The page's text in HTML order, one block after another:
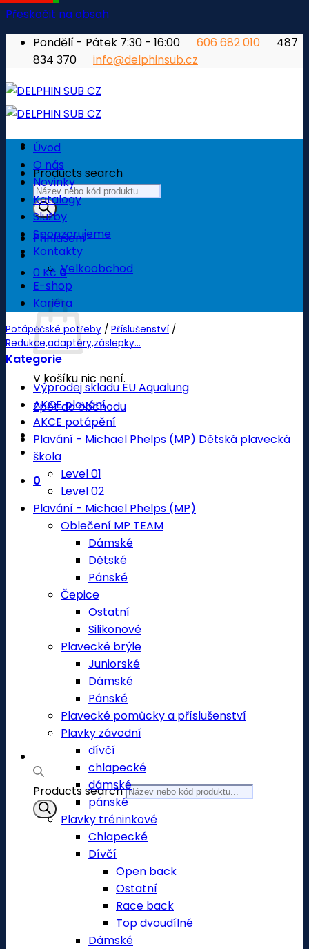
Přeskočit na obsah
Pondělí - Pátek 7:30 - 16:00
606 682 010
487
834 370
info@delphinsub.cz
Products search
Přihlášení
0 Kč 0
Košík
V košíku nic není.
Zpět do obchodu
0
Products search
Úvod
O nás
Novinky
Katalogy
Služby
Sponzorujeme
Kontakty
Velkoobchod
E-shop
Kariéra
Potápěčské potřeby / Příslušenství /
Redukce,adaptéry,záslepky...
Kategorie
Výprodej skladu EU Aqualung
AKCE plavání
AKCE potápění
Plavání - Michael Phelps (MP) Dětská plavecká
škola
Level 01
Level 02
Plavání - Michael Phelps (MP)
Oblečení MP TEAM
Dámské
Dětské
Pánské
Čepice
Ostatní
Silikonové
Plavecké brýle
Juniorské
Dámské
Pánské
Plavecké pomůcky a příslušenství
Plavky závodní
dívčí
chlapecké
dámské
pánské
Plavky tréninkové
Chlapecké
Dívčí
Open back
Ostatní
Race back
Top dvoudílné
Dámské